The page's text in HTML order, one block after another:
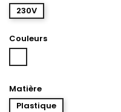
230V
Couleurs
Matière
Plastique